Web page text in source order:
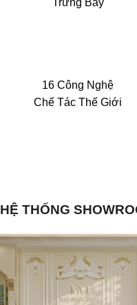
Trưng Bày
16 Công Nghệ
Chế Tác Thế Giới
HỆ THỐNG